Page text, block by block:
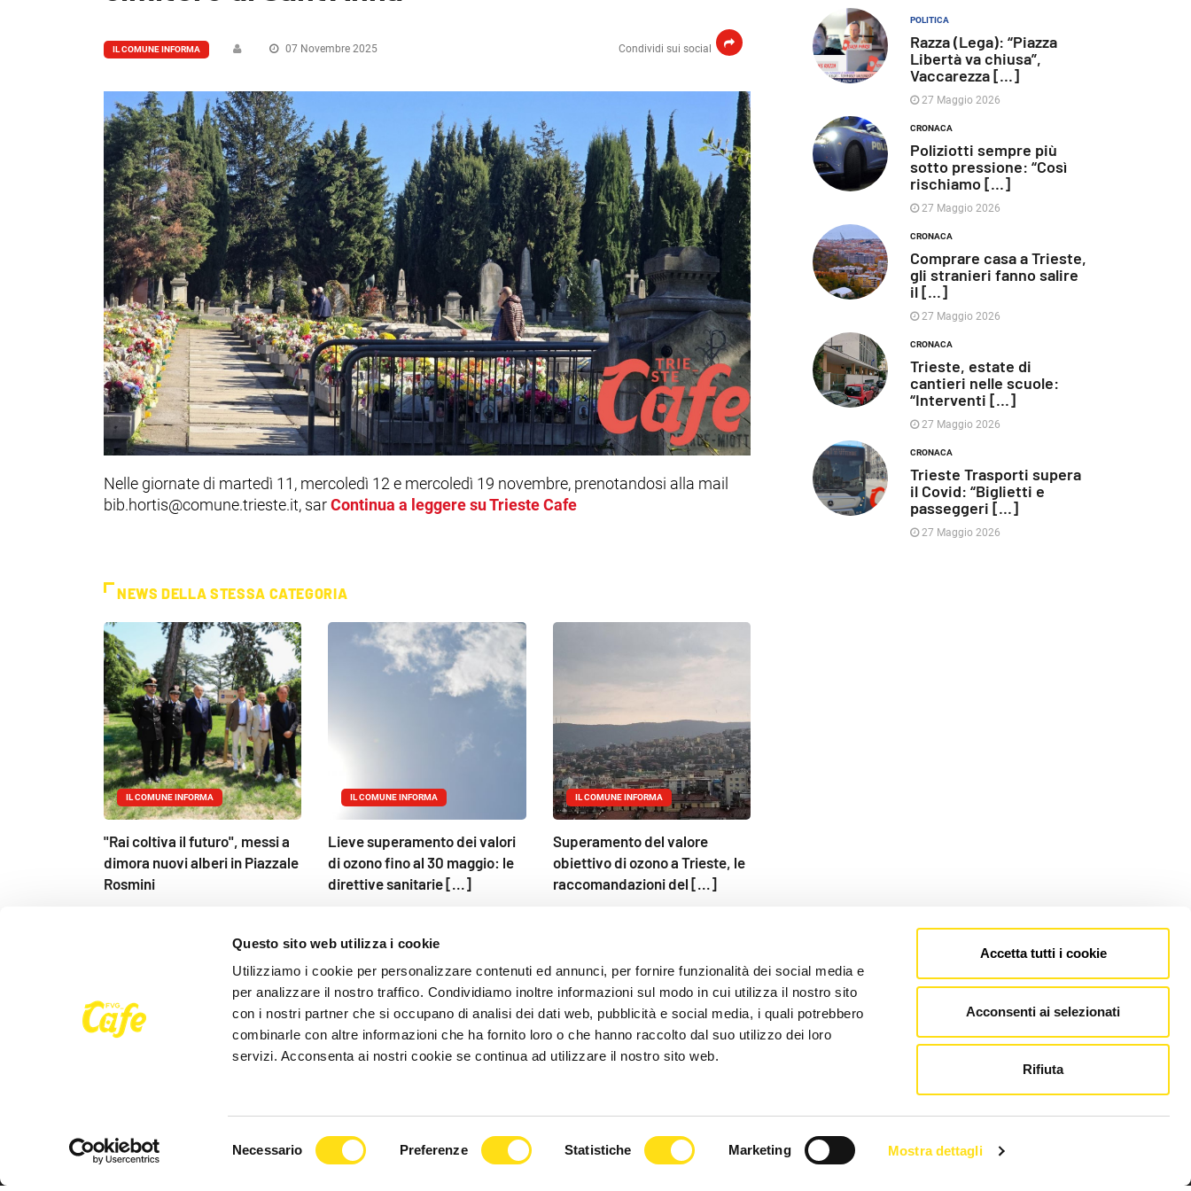
Questo sito web utilizza i cookie
Utilizziamo i cookie per personalizzare contenuti ed annunci, per fornire funzionalità dei social media e
per analizzare il nostro traffico. Condividiamo inoltre informazioni sul modo in cui utilizza il nostro sito
con i nostri partner che si occupano di analisi dei dati web, pubblicità e social media, i quali potrebbero
combinarle con altre informazioni che ha fornito loro o che hanno raccolto dal suo utilizzo dei loro
servizi. Acconsenta ai nostri cookie se continua ad utilizzare il nostro sito web.
Necessario Preferenze Statistiche Marketing Mostra dettagli
Accetta tutti i cookie
Acconsenti ai selezionati
Rifiuta
Condividi sui social
IL COMUNE INFORMA 07 Novembre 2025
Nelle giornate di martedì 11, mercoledì 12 e mercoledì 19 novembre, prenotandosi alla mail
bib.hortis@comune.trieste.it, sarContinua a leggere su Trieste Cafe
NEWS DELLA STESSA CATEGORIA
IL COMUNE INFORMA
"Rai coltiva il futuro", messi a
dimora nuovi alberi in Piazzale
Rosmini
IL COMUNE INFORMA
Lieve superamento dei valori
di ozono fino al 30 maggio: le
direttive sanitarie [...]
IL COMUNE INFORMA
Superamento del valore
obiettivo di ozono a Trieste, le
raccomandazioni del [...]
POLITICA
Razza (Lega): “Piazza
Libertà va chiusa”,
Vaccarezza [...]
27 Maggio 2026
CRONACA
Poliziotti sempre più
sotto pressione: “Così
rischiamo [...]
27 Maggio 2026
CRONACA
Comprare casa a Trieste,
gli stranieri fanno salire
il [...]
27 Maggio 2026
CRONACA
Trieste, estate di
cantieri nelle scuole:
“Interventi [...]
27 Maggio 2026
CRONACA
Trieste Trasporti supera
il Covid: “Biglietti e
passeggeri [...]
27 Maggio 2026